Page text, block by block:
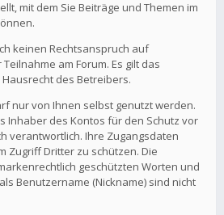
mit dem Sie Beiträge und Themen im
keinen Rechtsanspruch auf
am Forum. Es gilt das
des Betreibers.
nur von Ihnen selbst genutzt werden.
Inhaber des Kontos für den Schutz vor
verantwortlich. Ihre Zugangsdaten
Zugriff Dritter zu schützen. Die
geschützten Worten und
Benutzername (Nickname) sind nicht